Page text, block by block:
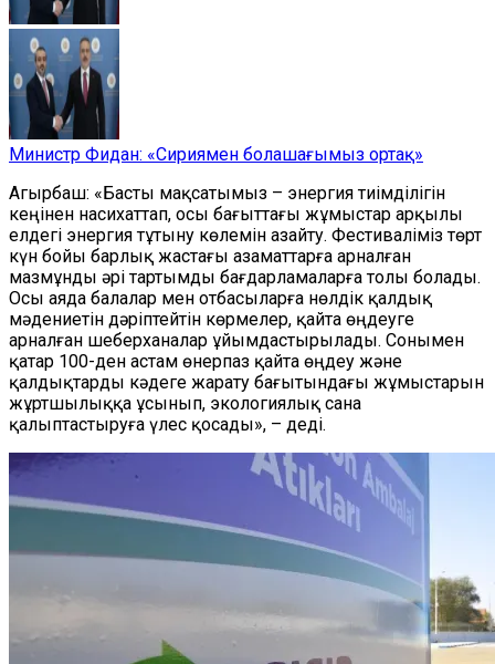
Министр Фидан: «Сириямен болашағымыз ортақ»
Агырбаш: «Басты мақсатымыз – энергия тиімділігін
кеңінен насихаттап, осы бағыттағы жұмыстар арқылы
елдегі энергия тұтыну көлемін азайту. Фестиваліміз төрт
күн бойы барлық жастағы азаматтарға арналған
мазмұнды әрі тартымды бағдарламаларға толы болады.
Осы аяда балалар мен отбасыларға нөлдік қалдық
мәдениетін дәріптейтін көрмелер, қайта өңдеуге
арналған шеберханалар ұйымдастырылады. Сонымен
қатар 100-ден астам өнерпаз қайта өңдеу және
қалдықтарды кәдеге жарату бағытындағы жұмыстарын
жұртшылыққа ұсынып, экологиялық сана
қалыптастыруға үлес қосады», – деді.